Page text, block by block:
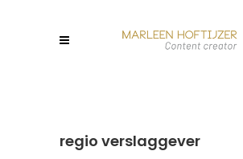
regio verslaggever